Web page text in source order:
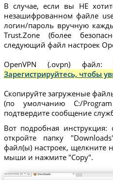
В случае, если вы НЕ
незашифрованном файле
логин/пароль вручную
Trust.Zone (более
следующий файл настроек
OpenVPN (.ovpn) файл:
Зарегистрируйтесь, чтобы
Скопируйте загруженые
(по умолчанию C:/
подтвердите сообщение
Вот подробная инструкция:
откройте папку
файл(ы) настроек, щелкните
мыши и нажмите "Copy".